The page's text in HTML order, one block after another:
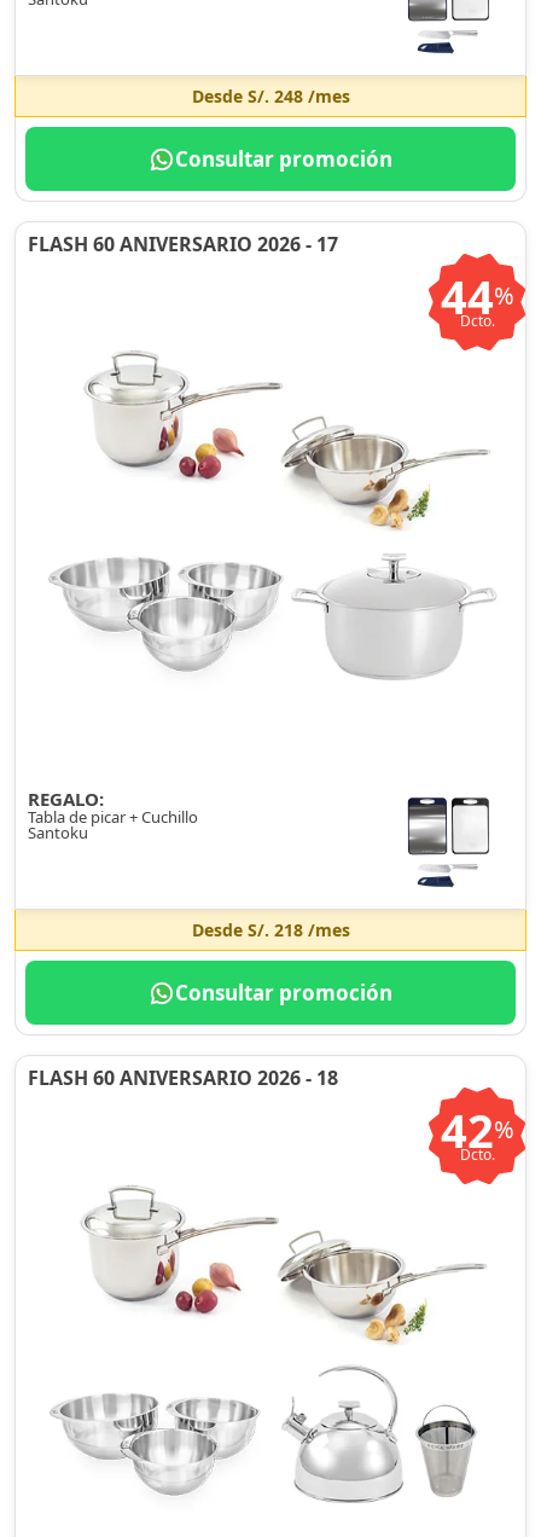
Desde S/. 248/mes
Consultar promoción
FLASH 60 ANIVERSARIO 2026 - 17
44%
Dcto.
REGALO:
Tabla de picar + Cuchillo
Santoku
Desde S/. 218/mes
Consultar promoción
FLASH 60 ANIVERSARIO 2026 - 18
42%
Dcto.